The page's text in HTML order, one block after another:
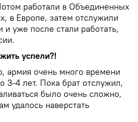
работали в Объединенных
в Европе, затем отслужили
и уже после стали работать,
успели?!
армия очень много времени
3-4 лет. Пока брат отслужил,
было очень сложно,
удалось наверстать